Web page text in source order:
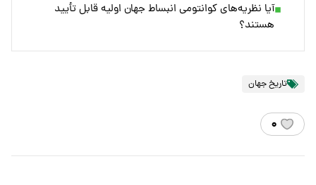
آیا نظریه‌های کوانتومی انبساط جهان اولیه قابل تأیید
هستند؟
تاریخ جهان
۰